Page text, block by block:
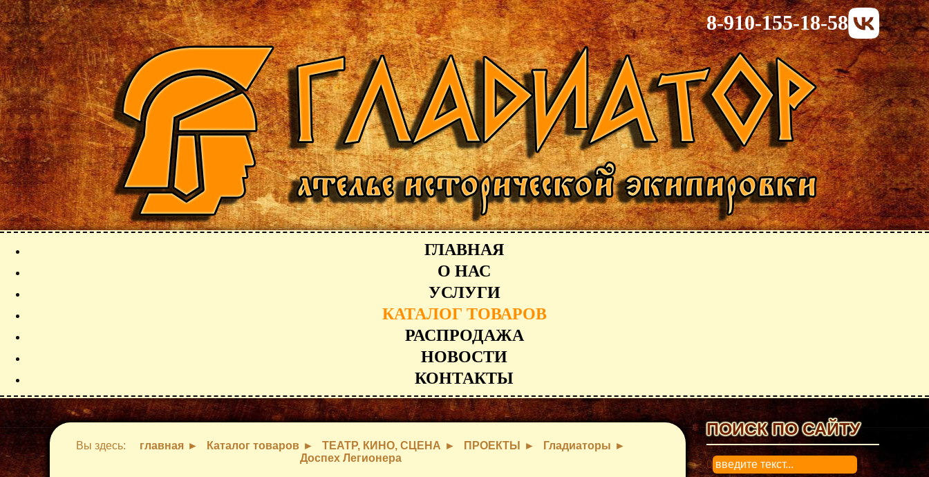
8-910-155-18-58
ГЛАВНАЯ
О НАС
УСЛУГИ
КАТАЛОГ ТОВАРОВ
РАСПРОДАЖА
НОВОСТИ
КОНТАКТЫ
Вы здесь: главная Каталог товаров ТЕАТР, КИНО, СЦЕНА ПРОЕКТЫ
Гладиаторы
Доспех Легионера
ПОИСК ПО САЙТУ
0